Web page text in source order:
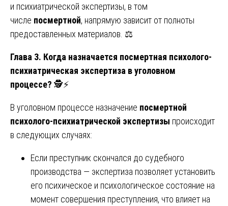
и психиатрической экспертизы, в том
числе посмертной, напрямую зависит от полноты
предоставленных материалов. ⚖️
Глава 3. Когда назначается посмертная психолого-
психиатрическая экспертиза в уголовном
процессе? 🕵️⚡
В уголовном процессе назначение посмертной
психолого-психиатрической экспертизы происходит
в следующих случаях:
Если преступник скончался до судебного
производства — экспертиза позволяет установить
его психическое и психологическое состояние на
момент совершения преступления, что влияет на